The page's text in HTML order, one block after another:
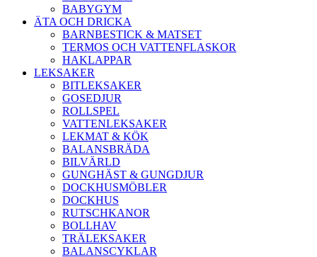
BABYGYM
ÄTA OCH DRICKA
BARNBESTICK & MATSET
TERMOS OCH VATTENFLASKOR
HAKLAPPAR
LEKSAKER
BITLEKSAKER
GOSEDJUR
ROLLSPEL
VATTENLEKSAKER
LEKMAT & KÖK
BALANSBRÄDA
BILVÄRLD
GUNGHÄST & GUNGDJUR
DOCKHUSMÖBLER
DOCKHUS
RUTSCHKANOR
BOLLHAV
TRÄLEKSAKER
BALANSCYKLAR